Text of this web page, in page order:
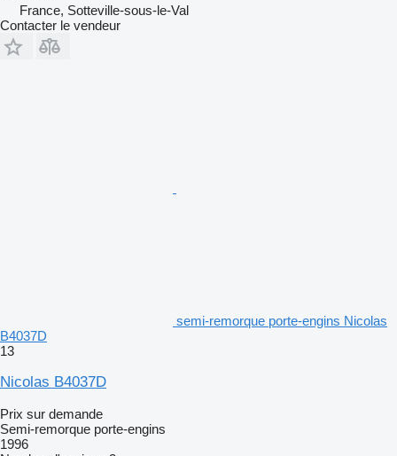
France, Sotteville-sous-le-Val
Contacter le vendeur
semi-remorque porte-engins Nicolas
B4037D
13
Nicolas B4037D
Prix sur demande
Semi-remorque porte-engins
1996